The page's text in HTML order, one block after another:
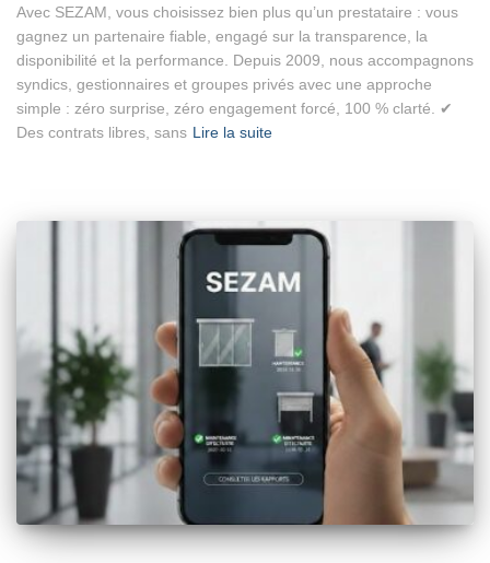
Avec SEZAM, vous choisissez bien plus qu’un prestataire : vous
gagnez un partenaire fiable, engagé sur la transparence, la
disponibilité et la performance. Depuis 2009, nous accompagnons
syndics, gestionnaires et groupes privés avec une approche
simple : zéro surprise, zéro engagement forcé, 100 % clarté. ✔
Des contrats libres, sans Lire la suite